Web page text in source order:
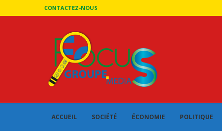
CONTACTEZ-NOUS
ACCUEIL SOCIÉTÉ ÉCONOMIE POLITIQUE